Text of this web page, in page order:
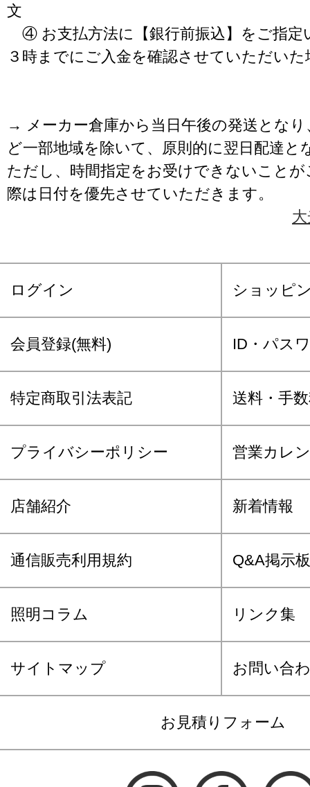
文
④ お支払方法に【銀行前振込】をご指定
３時までにご入金を確認させていただいた
→ メーカー倉庫から当日午後の発送となり
ど一部地域を除いて、原則的に翌日配達と
ただし、時間指定をお受けできないこと
際は日付を優先させていただきます。
ログイン ショッピ
会員登録(無料) ID・パス
特定商取引法表記 送料・手
プライバシーポリシー 営業カレ
店舗紹介 新着情報
通信販売利用規約 Q&A掲示板
照明コラム リンク集
サイトマップ お問い合
お見積りフォーム